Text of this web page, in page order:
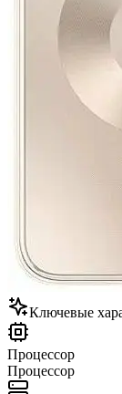
Ключевые
Процессор
Процессор